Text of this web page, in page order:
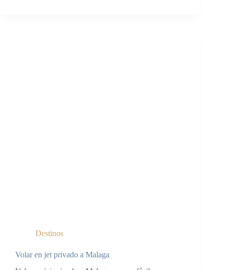
Destinos
Volar en jet privado a Malaga